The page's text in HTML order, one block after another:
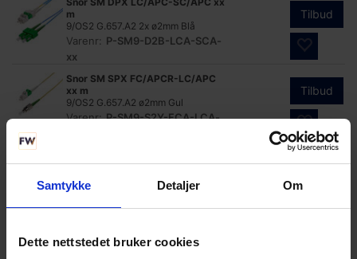
Samtykke Detaljer Om
Dette nettstedet bruker cookies
m
9/OS2 G.657.A2 2x ø2mm Blå
Varenr: P-SM9-D2B-LCA-SCA-
xx
Tilbud
Snor SM SPX FC/APCR-LC/APC
xx m
9/OS2 G.657.A2 ø2mm Gul
Varenr: P-SM9-S2Y-FCA-LCA-
Tilbud
xx m
9/OS2 G.657.A2 2x ø2mm Gul
Varenr:
P-SM9-D3Y-SCA-FCA-
xx
Tilbud
xx m